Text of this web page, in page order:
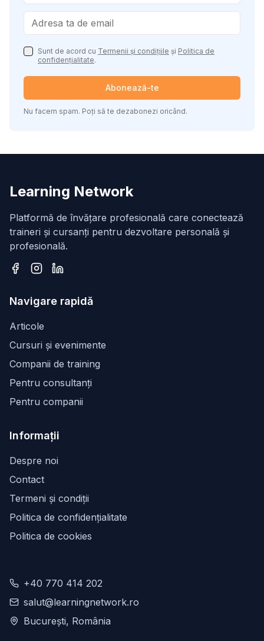
Sunt de acord cu Termenii și condițiile și Politica de
confidențialitate.
Abonează-te
Nu facem spam. Poți să te dezabonezi oricând.
Learning Network
Platformă de învățare profesională care conectează
traineri și cursanți pentru dezvoltare personală și
profesională.
Navigare rapidă
Articole
Cursuri și evenimente
Companii de training
Pentru consultanți
Pentru companii
Informații
Despre noi
Contact
Termeni și condiții
Politica de confidențialitate
Politica de cookies
+40 770 414 202
salut@learningnetwork.ro
București, România